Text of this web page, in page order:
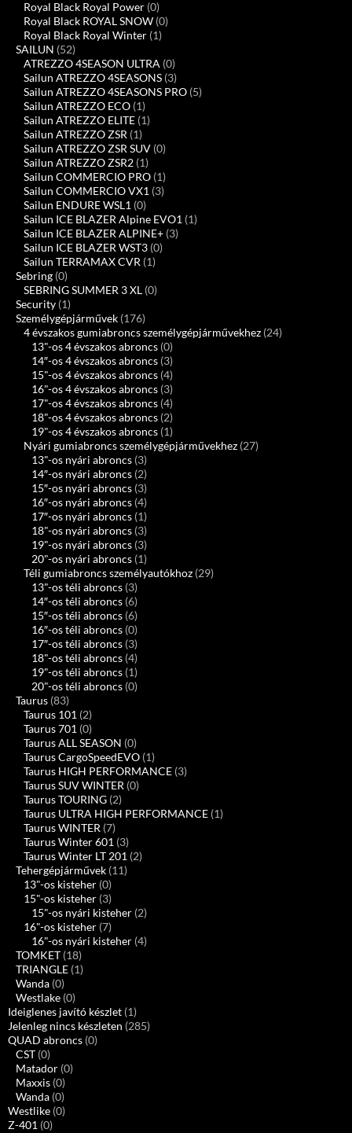
Royal Black Royal Power (0)
Royal Black ROYAL SNOW (0)
Royal Black Royal Winter (1)
SAILUN (52)
ATREZZO 4SEASON ULTRA (0)
Sailun ATREZZO 4SEASONS (3)
Sailun ATREZZO 4SEASONS PRO (5)
Sailun ATREZZO ECO (1)
Sailun ATREZZO ELITE (1)
Sailun ATREZZO ZSR (1)
Sailun ATREZZO ZSR SUV (0)
Sailun ATREZZO ZSR2 (1)
Sailun COMMERCIO PRO (1)
Sailun COMMERCIO VX1 (3)
Sailun ENDURE WSL1 (0)
Sailun ICE BLAZER Alpine EVO1 (1)
Sailun ICE BLAZER ALPINE+ (3)
Sailun ICE BLAZER WST3 (0)
Sailun TERRAMAX CVR (1)
Sebring (0)
SEBRING SUMMER 3 XL (0)
Security (1)
Személygépjárművek (176)
4 évszakos gumiabroncs személygépjárművekhez (24)
13"-os 4 évszakos abroncs (0)
14″-os 4 évszakos abroncs (3)
15"-os 4 évszakos abroncs (4)
16"-os 4 évszakos abroncs (3)
17"-os 4 évszakos abroncs (4)
18"-os 4 évszakos abroncs (2)
19"-os 4 évszakos abroncs (1)
Nyári gumiabroncs személygépjárművekhez (27)
13"-os nyári abroncs (3)
14″-os nyári abroncs (2)
15″-os nyári abroncs (3)
16″-os nyári abroncs (4)
17″-os nyári abroncs (1)
18"-os nyári abroncs (3)
19"-os nyári abroncs (3)
20"-os nyári abroncs (1)
Téli gumiabroncs személyautókhoz (29)
13"-os téli abroncs (3)
14″-os téli abroncs (6)
15″-os téli abroncs (6)
16″-os téli abroncs (0)
17″-os téli abroncs (3)
18"-os téli abroncs (4)
19"-os téli abroncs (1)
20"-os téli abroncs (0)
Taurus (83)
Taurus 101 (2)
Taurus 701 (0)
Taurus ALL SEASON (0)
Taurus CargoSpeedEVO (1)
Taurus HIGH PERFORMANCE (3)
Taurus SUV WINTER (0)
Taurus TOURING (2)
Taurus ULTRA HIGH PERFORMANCE (1)
Taurus WINTER (7)
Taurus Winter 601 (3)
Taurus Winter LT 201 (2)
Tehergépjárművek (11)
13"-os kisteher (0)
15"-os kisteher (3)
15"-os nyári kisteher (2)
16"-os kisteher (7)
16"-os nyári kisteher (4)
TOMKET (18)
TRIANGLE (1)
Wanda (0)
Westlake (0)
Ideiglenes javító készlet (1)
Jelenleg nincs készleten (285)
QUAD abroncs (0)
CST (0)
Matador (0)
Maxxis (0)
Wanda (0)
Westlike (0)
Z-401 (0)